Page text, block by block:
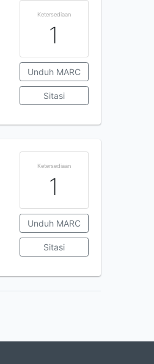
Ketersediaan
1
Unduh MARC
Sitasi
Ketersediaan
1
Unduh MARC
Sitasi